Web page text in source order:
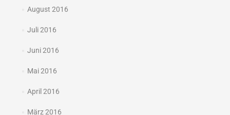
August 2016
Juli 2016
Juni 2016
Mai 2016
April 2016
März 2016